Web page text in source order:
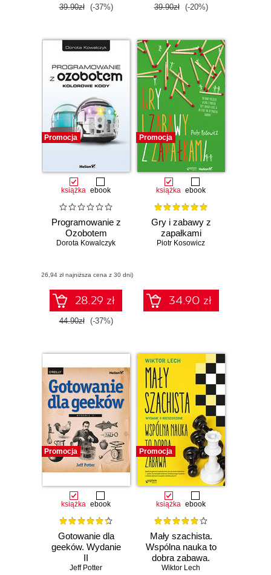
39.90zł (-37%) 39.90zł (-20%)
Promocja
książka ebook
Programowanie z
Ozobotem
Dorota Kowalczyk
(26,94 zł najniższa cena z 30 dni)
28.29 zł
44.90zł (-37%)
Promocja
książka ebook
Gry i zabawy z
zapałkami
Piotr Kosowicz
34.90 zł
Promocja
książka ebook
Gotowanie dla
geeków. Wydanie
II
Jeff Potter
Promocja
książka ebook
Mały szachista.
Wspólna nauka to
dobra zabawa.
Wydanie II
Wiktor Lech